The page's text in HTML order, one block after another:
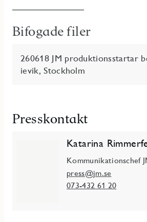
Bifogade filer
260618 JM produktionsstartar
ievik, Stockholm
Presskontakt
Katarina
Kommunikationschef
press@jm.se
073-432 61 20